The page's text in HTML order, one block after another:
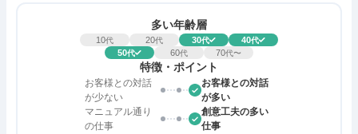
多い年齢層
10代 20代 30代 40代
50代 60代 70代〜
特徴・ポイント
お客様との対話
が少ない
お客様との対話
が多い
マニュアル通り
の仕事
創意工夫の多い
仕事